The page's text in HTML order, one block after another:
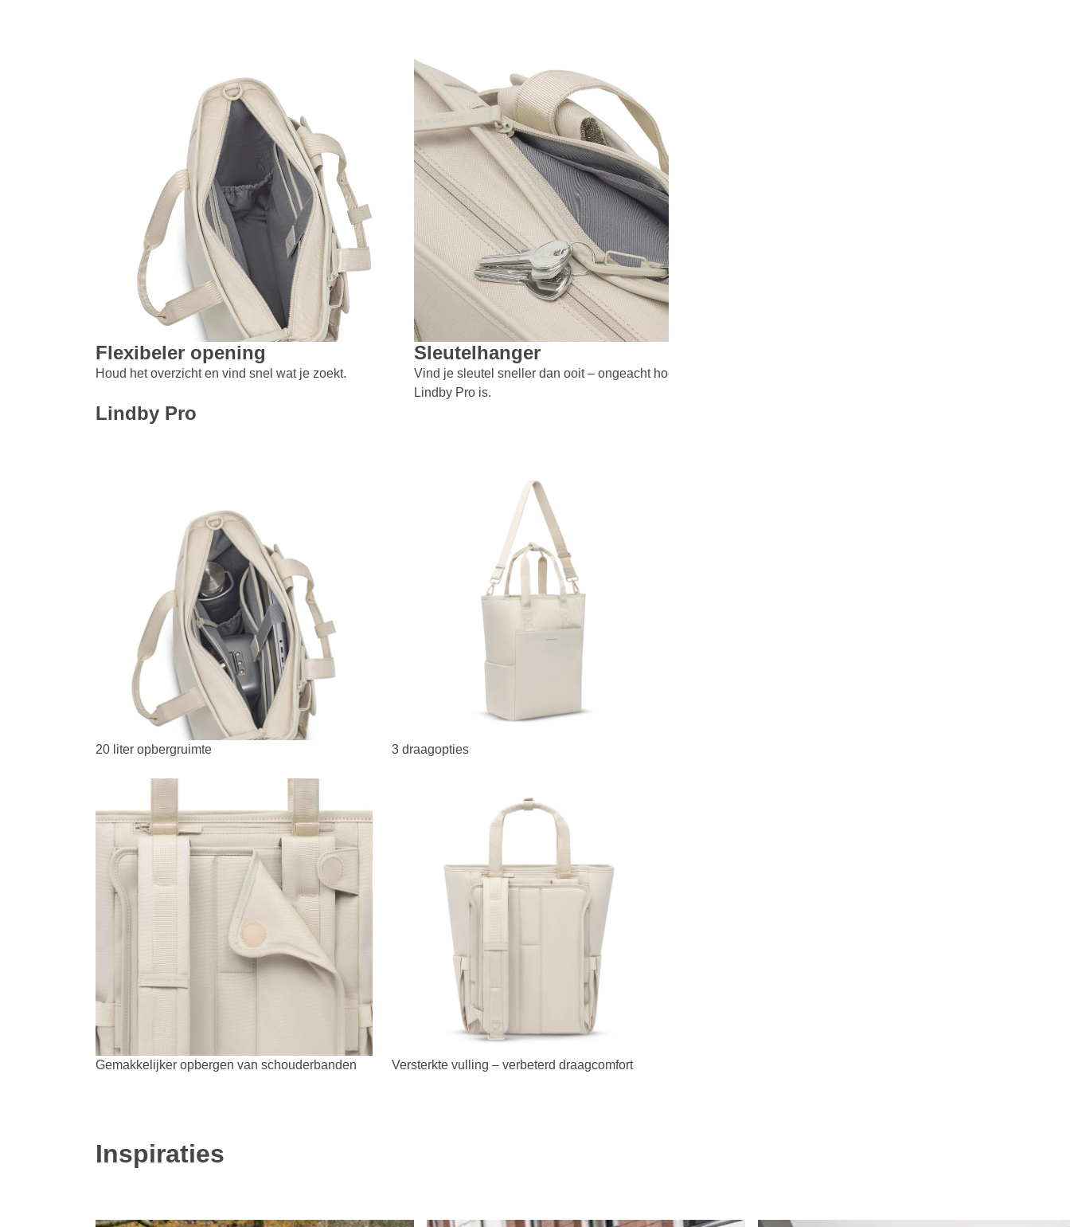
Flexibeler opening
Houd het overzicht en vind snel wat je zoekt.
Sleutelhanger
Vind je sleutel sneller dan ooit – ongeacht hoe vol je
Lindby Pro is.
Lindby Pro
20 liter opbergruimte 3 draagopties
Gemakkelijker opbergen van schouderbanden Versterkte vulling – verbeterd draagcomfort
Inspiraties